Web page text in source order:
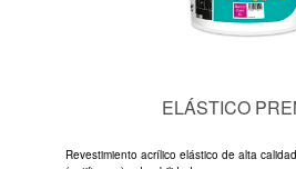
ELÁSTICO
Revestimiento acrílico elástico de alta